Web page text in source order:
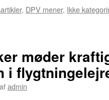
, DPV mener, Ikke
møder
i
afadmin